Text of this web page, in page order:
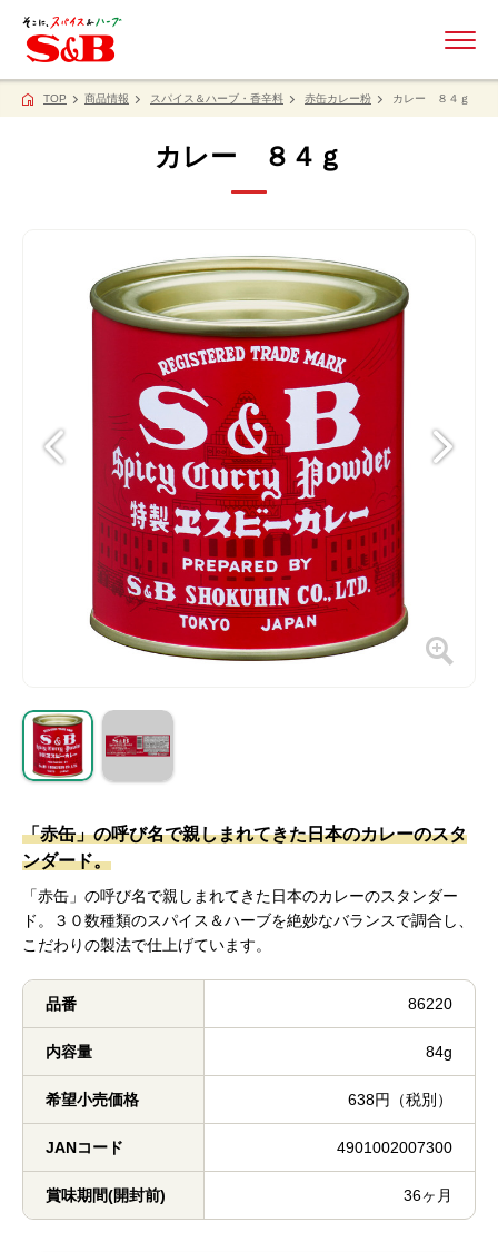
TOP 商品情報 スパイス＆ハーブ・香辛料 赤缶カレー粉 カレー ８４ｇ
カレー ８４ｇ
「赤缶」の呼び名で親しまれてきた日本のカレーのスタ
ンダード。
「赤缶」の呼び名で親しまれてきた日本のカレーのスタンダー
ド。３０数種類のスパイス＆ハーブを絶妙なバランスで調合し、
こだわりの製法で仕上げています。
品番 86220
内容量 84g
希望小売価格 638円（税別）
JANコード 4901002007300
賞味期間(開封前) 36ヶ月